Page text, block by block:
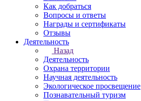
Как добраться
Вопросы и ответы
Награды и сертификаты
Отзывы
Деятельность
Назад
Деятельность
Охрана территории
Научная деятельность
Экологическое просвещение
Познавательный туризм